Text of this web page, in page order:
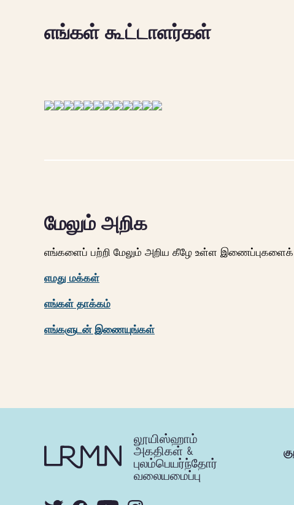
எங்கள் கூட்டாளர்கள்
மேலும் அறிக
எங்களைப் பற்றி மேலும் அறிய கீழே உள்ள இணைப்புகளைக்
எமது மக்கள்
எங்கள் தாக்கம்
எங்களுடன் இணையுங்கள்
லூயிஸ்ஹாம்
அகதிகள் &
புலம்பெயர்ந்தோர்
வலையமைப்பு